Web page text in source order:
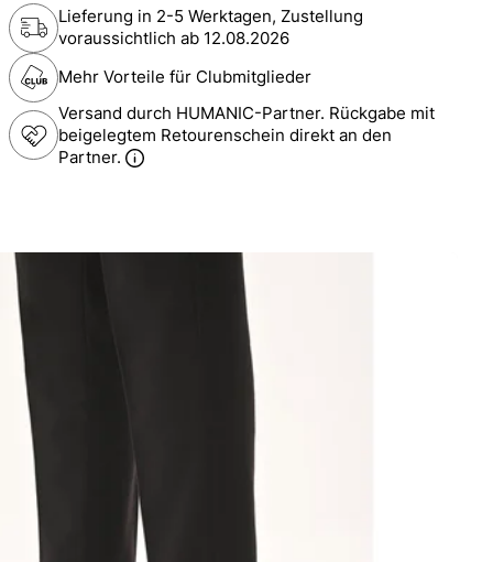
Lieferung in 2-5 Werktagen, Zustellung
voraussichtlich ab 12.08.2026
Mehr Vorteile für Clubmitglieder
Versand durch HUMANIC-Partner. Rückgabe mit
beigelegtem Retourenschein direkt an den
Partner.